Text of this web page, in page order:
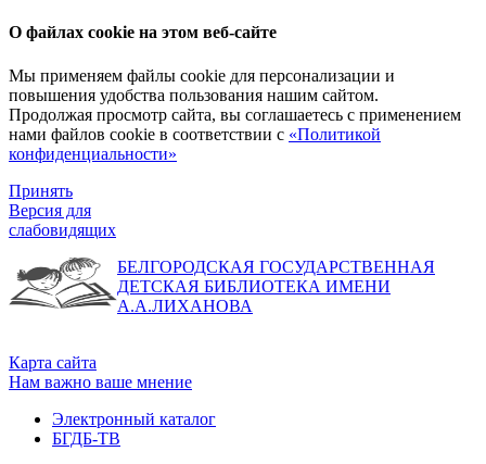
О файлах cookie на этом веб-сайте
Мы применяем файлы cookie для персонализации и
повышения удобства пользования нашим сайтом.
Продолжая просмотр сайта, вы соглашаетесь с применением
нами файлов cookie в соответствии с «Политикой
конфиденциальности»
Принять
Версия для
слабовидящих
БЕЛГОРОДСКАЯ ГОСУДАРСТВЕННАЯ
ДЕТСКАЯ БИБЛИОТЕКА ИМЕНИ
А.А.ЛИХАНОВА
Карта сайта
Нам важно ваше мнение
Электронный каталог
БГДБ-ТВ